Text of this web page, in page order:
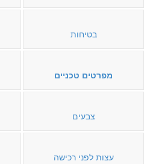
בטיחות
מפרטים טכניים
צבעים
עצות לפני רכישה